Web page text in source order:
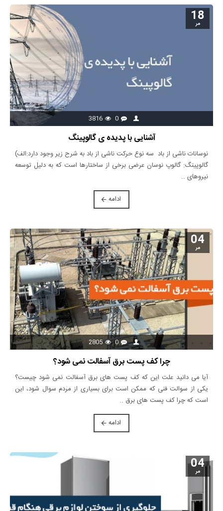
18
مر
0
3816
آشنایی با پدیده ی گالوپینگ
نوسانات ناشی از باد سه نوع حرکت ناشی از باد به شرح زیر وجود دارد:الف)
گالوپینگ: گالوپ نوسان عرضی برخی از ساختارها است که به دلیل توسعه
نیروهای ..
ادامه
04
مر
0
2805
چرا کف پست برق آسفالت نمی شود؟
آیا می دانید علت این که کف پست های برق آسفالت نمی شود چیست؟
یکی از سوالت فنی که ممکن است برای بسیاری از مردم سوال شود، این
است که چرا کف پست های برق ..
ادامه
04
مر